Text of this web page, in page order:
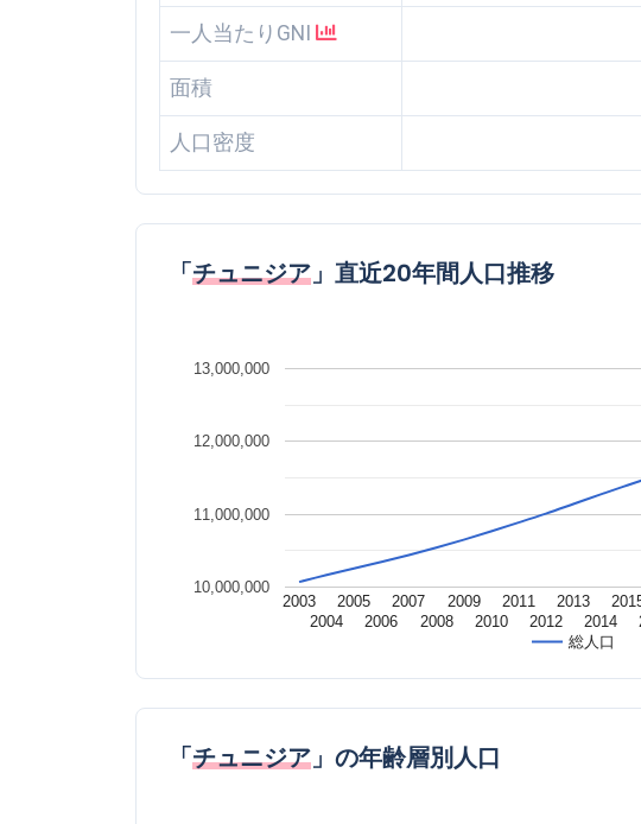
一人当たりGNI
面積
人口密度
「チュニジア」直近20年間人口推移
総人口
2003
2004
2005
2006
2007
2008
2009
2010
2011
2012
2013
2014
10,000,000
11,000,000
12,000,000
13,000,000
「チュニジア」の年齢層別人口